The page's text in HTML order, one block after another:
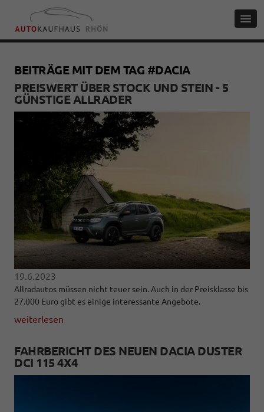
BEITRÄGE MIT DEM TAG #DACIA
PREISWERT ÜBER STOCK UND STEIN - 5
GÜNSTIGE ALLRADER
19.6.2023
Allradautos müssen nicht teuer sein. Auch in der Preisklasse bis
27.000 Euro gibt es einige interessante Angebote.
weiterlesen
FAHRBERICHT DES NEUEN DACIA DUSTER
DCI 115 4X4